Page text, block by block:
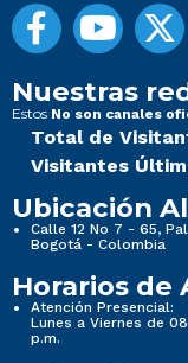
Nuestras
Estos No son canales
Total de
Visitantes
Ubicación
Calle 12 No 7 - 65,
Bogotá - Colombia
Horarios de
Atención Presencial:
Lunes a Viernes de
p.m.